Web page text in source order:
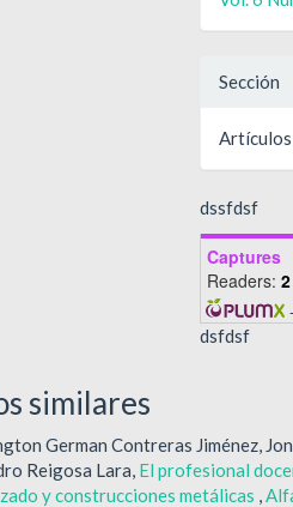
Sección
Artículos
dssfdsf
Captures
Readers:2
-
dsfdsf
similares
German Contreras Jiménez,
Reigosa Lara, El profesional
y construcciones metálicas ,